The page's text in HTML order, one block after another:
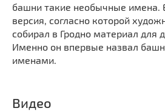
башни такие необычные имена.
версия, согласно которой
собирал в Гродно материал для
Именно он впервые назвал
именами.
Видео